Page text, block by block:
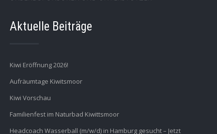
Aktuelle Beiträge
Kiwi Eröffnung 2026!
Aufräumtage Kiwitsmoor
Kiwi Vorschau
Familienfest im Naturbad Kiwittsmoor
Headcoach Wasserball (m/w/d) in Hamburg gesucht – Jetzt